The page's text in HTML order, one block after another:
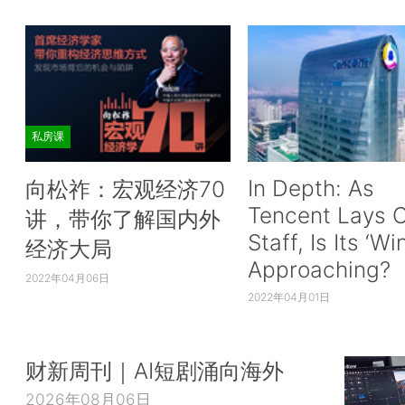
私房课
向松祚：宏观经济70
讲，带你了解国内外
经济大局
2022年04月06日
In Depth: As
Tencent Lays
Staff, Is Its
Approaching?
2022年04月01日
财新周刊｜AI短剧涌向海外
2026年08月06日